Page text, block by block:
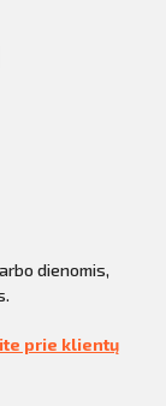
dienomis,
prie klientų